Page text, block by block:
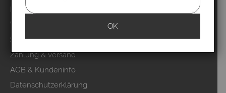
Mood Partner Programm
Video Salons Kunden
Sitemap
Zahlung & Versand
AGB & Kundeninfo
Datenschutzerklärung
OK